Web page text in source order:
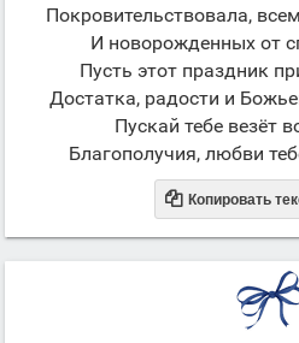
Покровительствовала,
И новорожденных от
Пусть этот праздник
Достатка, радости и
Пускай тебе везёт
Благополучия, любви
 Копировать